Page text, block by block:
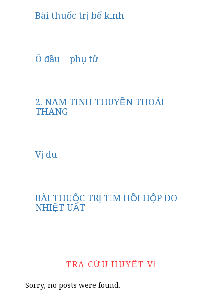
Bài thuốc trị bế kinh
Ô đầu – phụ tử
2. NAM TINH THUYỀN THOÁI
THANG
Vị du
BÀI THUỐC TRỊ TIM HỒI HỘP DO
NHIỆT UẤT
TRA CỨU HUYỆT VỊ
Sorry, no posts were found.